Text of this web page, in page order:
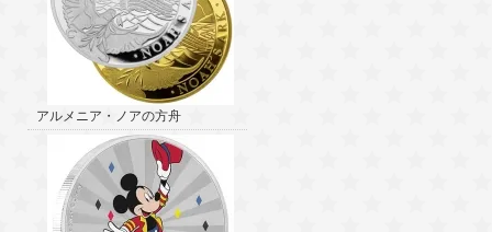
アルメニア・ノアの方舟